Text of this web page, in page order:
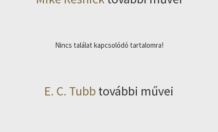
Nincs találat kapcsolódó tartalomra!
E. C. Tubb további művei